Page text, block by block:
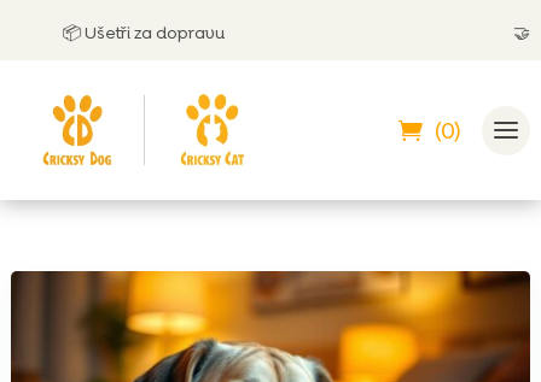
📦 Ušetři za dopravu
(0)